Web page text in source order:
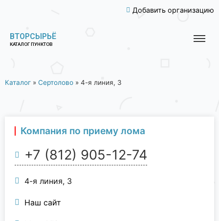
Добавить организацию
ВТОРСЫРЬЁ
КАТАЛОГ ПУНКТОВ
Каталог » Сертолово » 4-я линия, 3
Компания по приему лома
+7 (812) 905-12-74
4-я линия, 3
Наш сайт